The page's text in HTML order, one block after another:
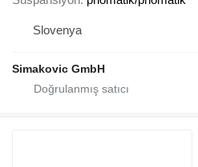
Slovenya
Simakovic GmbH